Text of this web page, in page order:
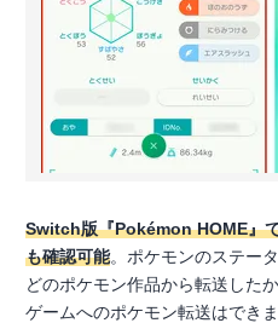
Switch版『Pokémon HOME』
も確認可能。ポケモンのステー
どのポケモン作品から転送した
ゲームへのポケモン転送はでき